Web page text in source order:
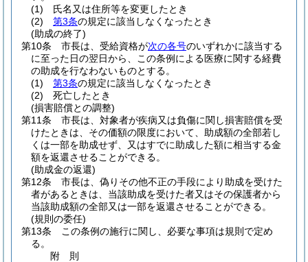
(1)
氏名又は住所等を変更したとき
(2)
第3条の規定に該当しなくなったとき
(助成の終了)
第10条
市長は、受給資格が次の各号のいずれかに該当する
に至った日の翌日から、この条例による医療に関する経費
の助成を行なわないものとする。
(1)
第3条の規定に該当しなくなったとき
(2)
死亡したとき
(損害賠償との調整)
第11条
市長は、対象者が疾病又は負傷に関し損害賠償を受
けたときは、その価額の限度において、助成額の全部若し
くは一部を助成せず、又はすでに助成した額に相当する金
額を返還させることができる。
(助成金の返還)
第12条
市長は、偽りその他不正の手段により助成を受けた
者があるときは、当該助成を受けた者又はその保護者から
当該助成額の全部又は一部を返還させることができる。
(規則の委任)
第13条
この条例の施行に関し、必要な事項は規則で定め
る。
附 則